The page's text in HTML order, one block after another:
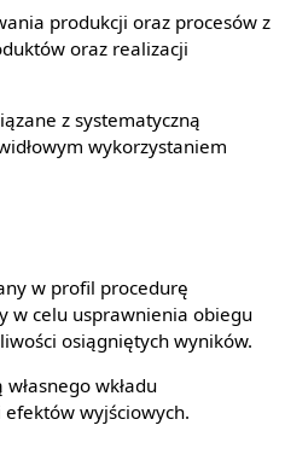
produkcji oraz procesów z
oraz realizacji
z systematyczną
wykorzystaniem
w profil procedurę
w celu usprawnienia obiegu
osiągniętych wyników.
wkładu
wyjściowych.